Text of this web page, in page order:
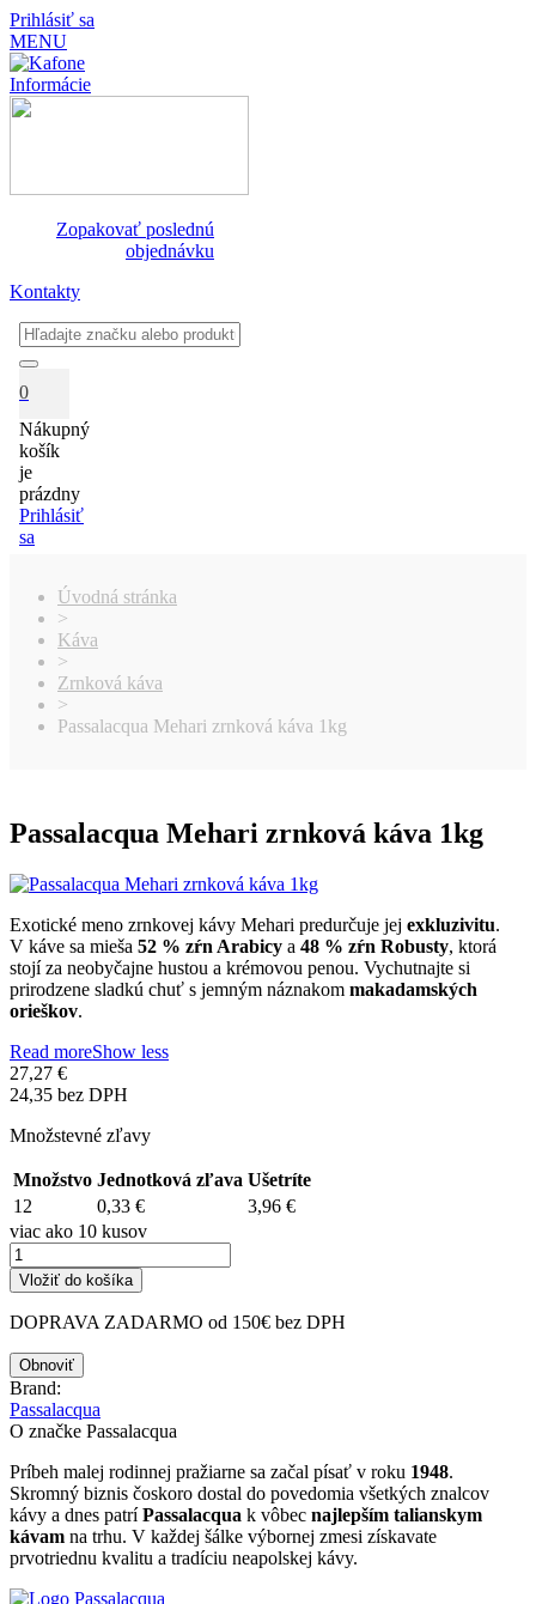
Prihlásiť sa
MENU
Informácie
Zopakovať poslednú
objednávku
Kontakty
0
Nákupný
košík
je
prázdny
Prihlásiť
sa
Úvodná stránka
>
Káva
>
Zrnková káva
>
Passalacqua Mehari zrnková káva 1kg
Passalacqua Mehari zrnková káva 1kg
Exotické meno zrnkovej kávy Mehari predurčuje jej exkluzivitu.
V káve sa mieša 52 % zŕn Arabicy a 48 % zŕn Robusty, ktorá
stojí za neobyčajne hustou a krémovou penou. Vychutnajte si
prirodzene sladkú chuť s jemným náznakom makadamských
orieškov.
Read moreShow less
27,27 €
24,35 bez DPH
Množstevné zľavy
Množstvo Jednotková zľava Ušetríte
12
0,33 €
3,96 €
viac ako 10 kusov
Vložiť do košíka
DOPRAVA ZADARMO od 150€ bez DPH
Brand:
Passalacqua
O značke Passalacqua
Príbeh malej rodinnej pražiarne sa začal písať v roku 1948.
Skromný biznis čoskoro dostal do povedomia všetkých znalcov
kávy a dnes patríPassalacqua k vôbec najlepším talianskym
kávam na trhu. V každej šálke výbornej zmesi získavate
prvotriednu kvalitu a tradíciu neapolskej kávy.